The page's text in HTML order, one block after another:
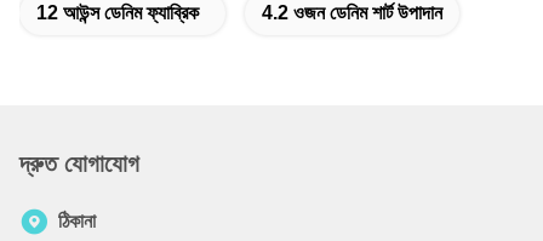
12 আউন্স ডেনিম ফ্যাব্রিক 4.2 ওজন ডেনিম শার্ট উপাদান
দ্রুত যোগাযোগ
ঠিকানা